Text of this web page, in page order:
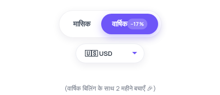
मासिक वार्षिक −17%
🇺🇸 USD
(वार्षिक बिलिंग के साथ 2 महीने बचाएँ 🎉)